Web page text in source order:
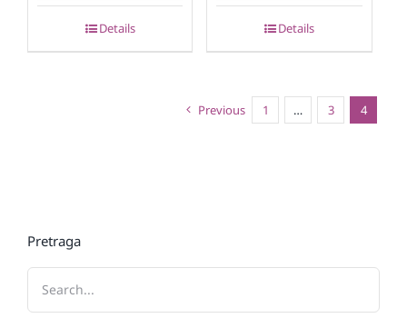
Details Details
Previous 1 … 3 4
Pretraga